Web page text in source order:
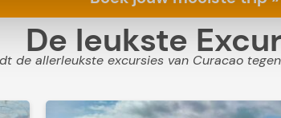
De leukste
de allerleukste excursies van Curacao